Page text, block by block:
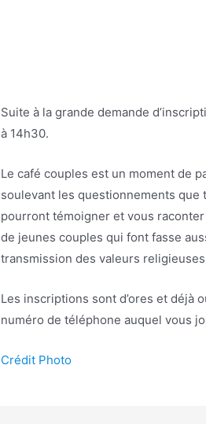
Suite à la grande demande
à 14h30.
Le café couples est un moment de
soulevant les questionnements que
pourront témoigner et vous
de jeunes couples qui font fasse
transmission des valeurs
Les inscriptions sont d’ores et déjà
numéro de téléphone auquel vous
Crédit Photo